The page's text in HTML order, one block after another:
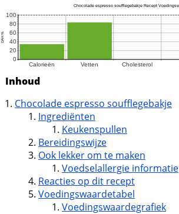
Inhoud
Chocolade espresso soufflegebakje
Ingrediënten
Keukenspullen
Bereidingswijze
Ook lekker om te maken
Voedselallergie informatie
Reacties op dit recept
Voedingswaardetabel
Voedingswaardegrafiek